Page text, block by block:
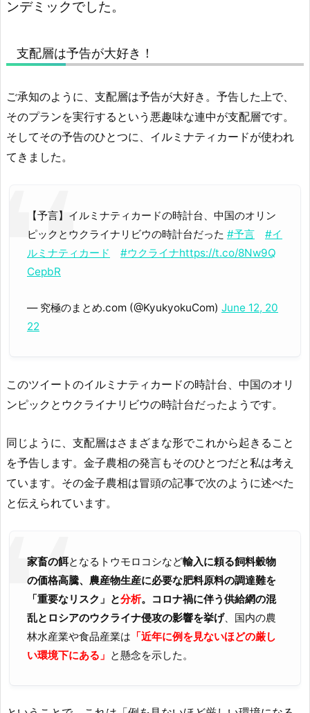
ンデミックでした。
支配層は予告が大好き！
ご承知のように、支配層は予告が大好き。予告した上で、
そのプランを実行するという悪趣味な連中が支配層です。
そしてその予告のひとつに、イルミナティカードが使われ
てきました。
【予言】イルミナティカードの時計台、中国のオリン
ピックとウクライナリビウの時計台だった #予言
#イ
ルミナティカード
#ウクライナhttps://t.co/8Nw9Q
CepbR
— 究極のまとめ.com (@KyukyokuCom) June 12, 20
22
このツイートのイルミナティカードの時計台、中国のオリ
ンピックとウクライナリビウの時計台だったようです。
同じように、支配層はさまざまな形でこれから起きること
を予告します。金子農相の発言もそのひとつだと私は考え
ています。その金子農相は冒頭の記事で次のように述べた
と伝えられています。
家畜の餌となるトウモロコシなど輸入に頼る飼料穀物
の価格高騰、農産物生産に必要な肥料原料の調達難を
「重要なリスク」と分析。コロナ禍に伴う供給網の混
乱とロシアのウクライナ侵攻の影響を挙げ、国内の農
林水産業や食品産業は 「近年に例を見ないほどの厳し
い環境下にある」 と懸念を示した。